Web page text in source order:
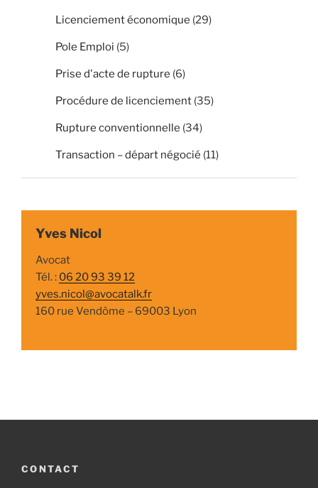
Licenciement économique (29)
Pole Emploi (5)
Prise d'acte de rupture (6)
Procédure de licenciement (35)
Rupture conventionnelle (34)
Transaction – départ négocié (11)
Yves Nicol
Avocat
Tél. : 06 20 93 39 12
yves.nicol@avocatalk.fr
160 rue Vendôme – 69003 Lyon
CONTACT